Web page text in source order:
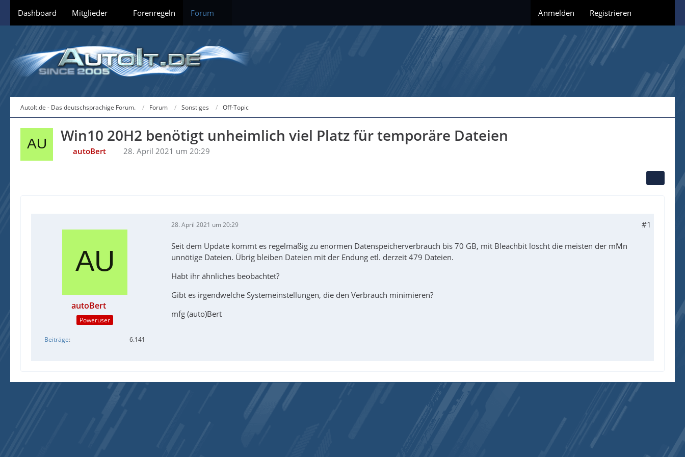
Dashboard Mitglieder Forenregeln Forum Anmelden Registrieren
AutoIt.de - Das deutschsprachige Forum. Forum Sonstiges Off-Topic
Win10 20H2 benötigt unheimlich viel Platz für temporäre Dateien
autoBert 28. April 2021 um 20:29
autoBert
Poweruser
Beiträge 6.141
28. April 2021 um 20:29 #1
Seit dem Update kommt es regelmäßig zu enormen Datenspeicherverbrauch bis 70 GB, mit Bleachbit löscht die meisten der mMn
unnötige Dateien. Übrig bleiben Dateien mit der Endung etl. derzeit 479 Dateien.
Habt ihr ähnliches beobachtet?
Gibt es irgendwelche Systemeinstellungen, die den Verbrauch minimieren?
mfg (auto)Bert